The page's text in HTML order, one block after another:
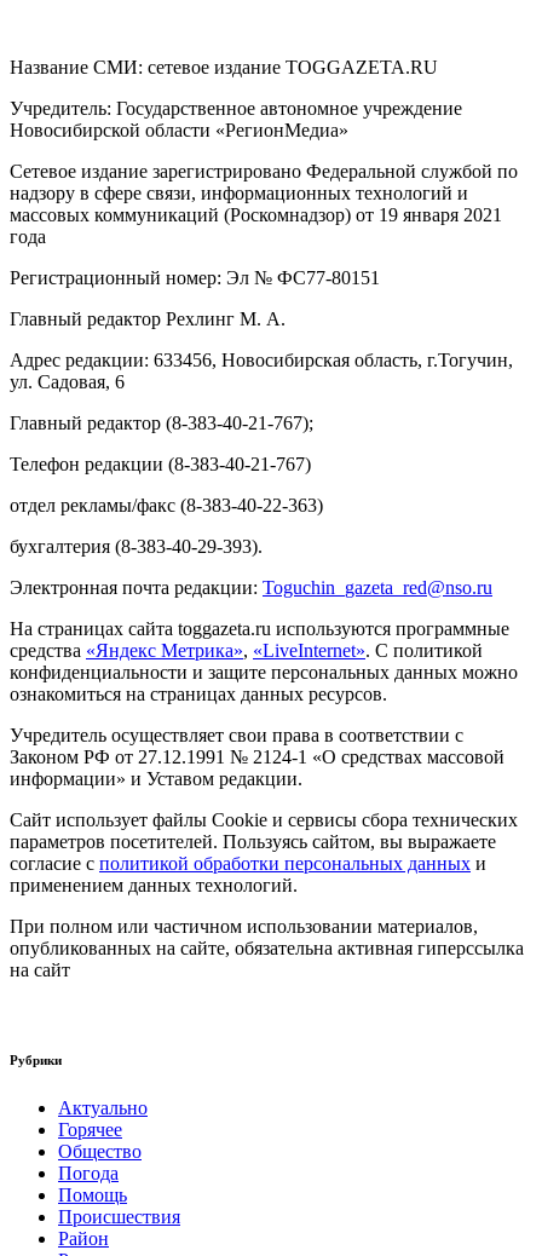
Название СМИ: cетевое издание TOGGAZETA.RU
Учредитель: Государственное автономное учреждение
Новосибирской области «РегионМедиа»
Сетевое издание зарегистрировано Федеральной службой по
надзору в сфере связи, информационных технологий и
массовых коммуникаций (Роскомнадзор) от 19 января 2021
года
Регистрационный номер: Эл № ФС77-80151
Главный редактор Рехлинг М. А.
Адрес редакции: 633456, Новосибирская область, г.Тогучин,
ул. Садовая, 6
Главный редактор (8-383-40-21-767);
Телефон редакции (8-383-40-21-767)
отдел рекламы/факс (8-383-40-22-363)
бухгалтерия (8-383-40-29-393).
Электронная почта редакции: Toguchin gazeta red@nso.ru
На страницах сайта toggazeta.ru используются программные
средства «Яндекс Метрика», «LiveInternet». С политикой
конфиденциальности и защите персональных данных можно
ознакомиться на страницах данных ресурсов.
Учредитель осуществляет свои права в соответствии с
Законом РФ от 27.12.1991 № 2124-1 «О средствах массовой
информации» и Уставом редакции.
Сайт использует файлы Cookie и сервисы сбора технических
параметров посетителей. Пользуясь сайтом, вы выражаете
согласие с политикой обработки персональных данных и
применением данных технологий.
При полном или частичном использовании материалов,
опубликованных на сайте, обязательна активная гиперссылка
на сайт
Рубрики
Актуально
Горячее
Общество
Погода
Помощь
Происшествия
Район